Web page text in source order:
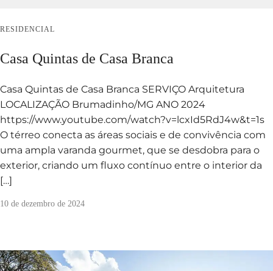
RESIDENCIAL
Casa Quintas de Casa Branca
Casa Quintas de Casa Branca SERVIÇO Arquitetura
LOCALIZAÇÃO Brumadinho/MG ANO 2024
https://www.youtube.com/watch?v=lcxId5RdJ4w&t=1s
O térreo conecta as áreas sociais e de convivência com
uma ampla varanda gourmet, que se desdobra para o
exterior, criando um fluxo contínuo entre o interior da
[…]
10 de dezembro de 2024